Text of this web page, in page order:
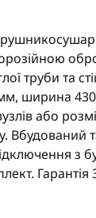
труби та
мм, ширина
або
Вбудований
з